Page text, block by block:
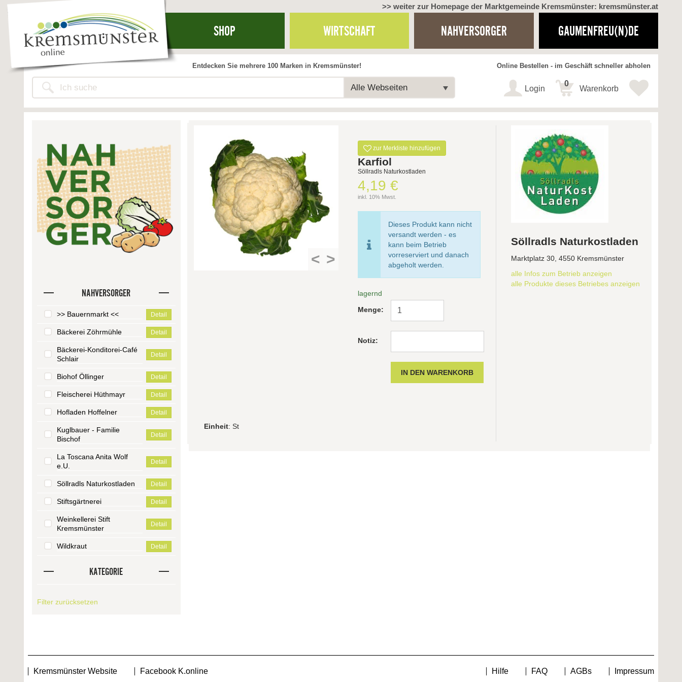
>> weiter zur Homepage der Marktgemeinde Kremsmünster: kremsmünster.at
SHOP WIRTSCHAFT NAHVERSORGER GAUMENFREU(N)DE
Alle Webseiten
Entdecken Sie mehrere 100 Marken in Kremsmünster! Online Bestellen - im Geschäft schneller abholen
Login Warenkorb
0
NAHVERSORGER
>> Bauernmarkt << Detail
Bäckerei Zöhrmühle Detail
Bäckerei-Konditorei-Café
Schlair
Detail
Biohof Öllinger Detail
Fleischerei Hüthmayr Detail
Hofladen Hoffelner Detail
Kuglbauer - Familie
Bischof
Detail
La Toscana Anita Wolf
e.U.
Detail
Söllradls Naturkostladen Detail
Stiftsgärtnerei Detail
Weinkellerei Stift
Kremsmünster
Detail
Wildkraut Detail
KATEGORIE
Filter zurücksetzen
< >
zur Merkliste hinzufügen
Karfiol
Söllradls Naturkostladen
4,19 €
inkl. 10% Mwst.
Dieses Produkt kann nicht
versandt werden - es
kann beim Betrieb
vorreserviert und danach
abgeholt werden.
lagernd
Menge:
Notiz:
Einheit: St
Söllradls Naturkostladen
Marktplatz 30, 4550 Kremsmünster
alle Infos zum Betrieb anzeigen
alle Produkte dieses Betriebes anzeigen
Kremsmünster Website Facebook K.online Hilfe FAQ AGBs Impressum